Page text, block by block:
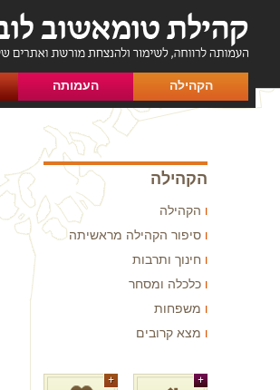
הקהילה העמותה
הקהילה
הקהילה
סיפור הקהילה מראשיתה
חינוך ותרבות
כלכלה ומסחר
משפחות
מצא קרובים